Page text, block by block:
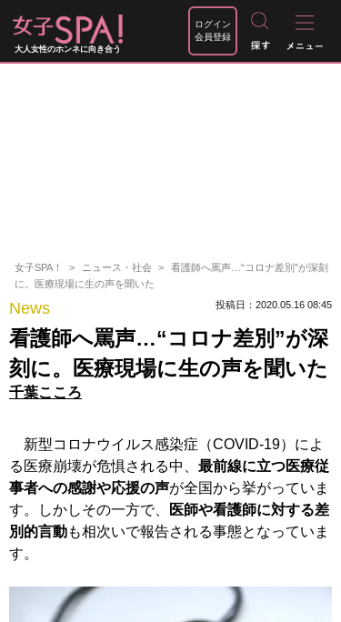
大人女性のホンネに向き合う
ログイン
会員登録
女子SPA！ ニュース・社会
看護師へ罵声…“コロナ差別”が深刻
に。医療現場に生の声を聞いた
News 投稿日：2020.05.16 08:45
看護師へ罵声…“コロナ差別”が深
刻に。医療現場に生の声を聞いた
千葉こころ
新型コロナウイルス感染症（COVID-19）によ
る医療崩壊が危惧される中、 最前線に立つ医療従
事者への感謝や応援の声が全国から挙がっていま
す。しかしその一方で、
医師や看護師に対する差
別的言動も相次いで報告される事態となっていま
す。